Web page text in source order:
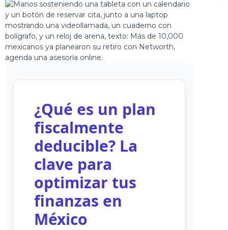
¿Qué es un plan
fiscalmente
deducible? La
clave para
optimizar tus
finanzas en
México